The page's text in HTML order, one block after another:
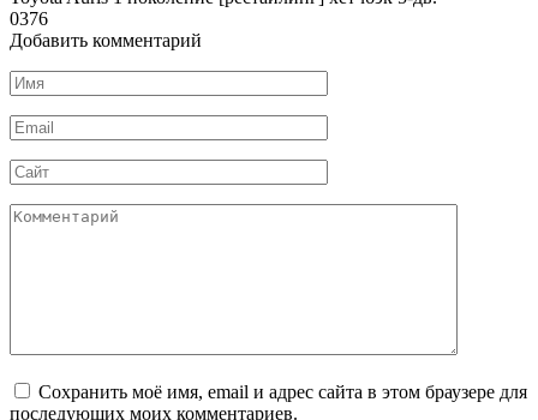
0376
Добавить комментарий
Имя
*
Email
*
Сайт
Комментарий
Сохранить моё имя, email и адрес сайта в этом браузере для
последующих моих комментариев.